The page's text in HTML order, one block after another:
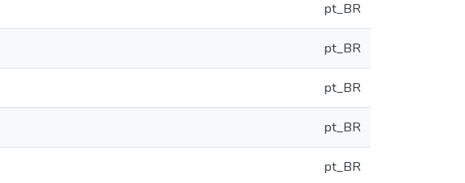
pt_BR
pt_BR
pt_BR
pt_BR
pt_BR